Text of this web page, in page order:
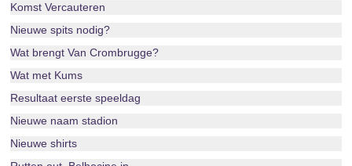
Komst Vercauteren
Nieuwe spits nodig?
Wat brengt Van Crombrugge?
Wat met Kums
Resultaat eerste speeldag
Nieuwe naam stadion
Nieuwe shirts